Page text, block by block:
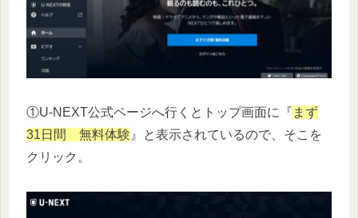
①U-NEXT公式ページへ行くとトップ画面に『 まず
31日間 無料体験 』と表示されているので、そこを
クリック。